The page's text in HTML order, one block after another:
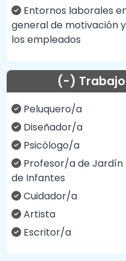
Entornos laborales
general de motivación
los empleados
(-)
Peluquero/a
Diseñador/a
Psicólogo/a
Profesor/a de Jardín
de Infantes
Cuidador/a
Artista
Escritor/a